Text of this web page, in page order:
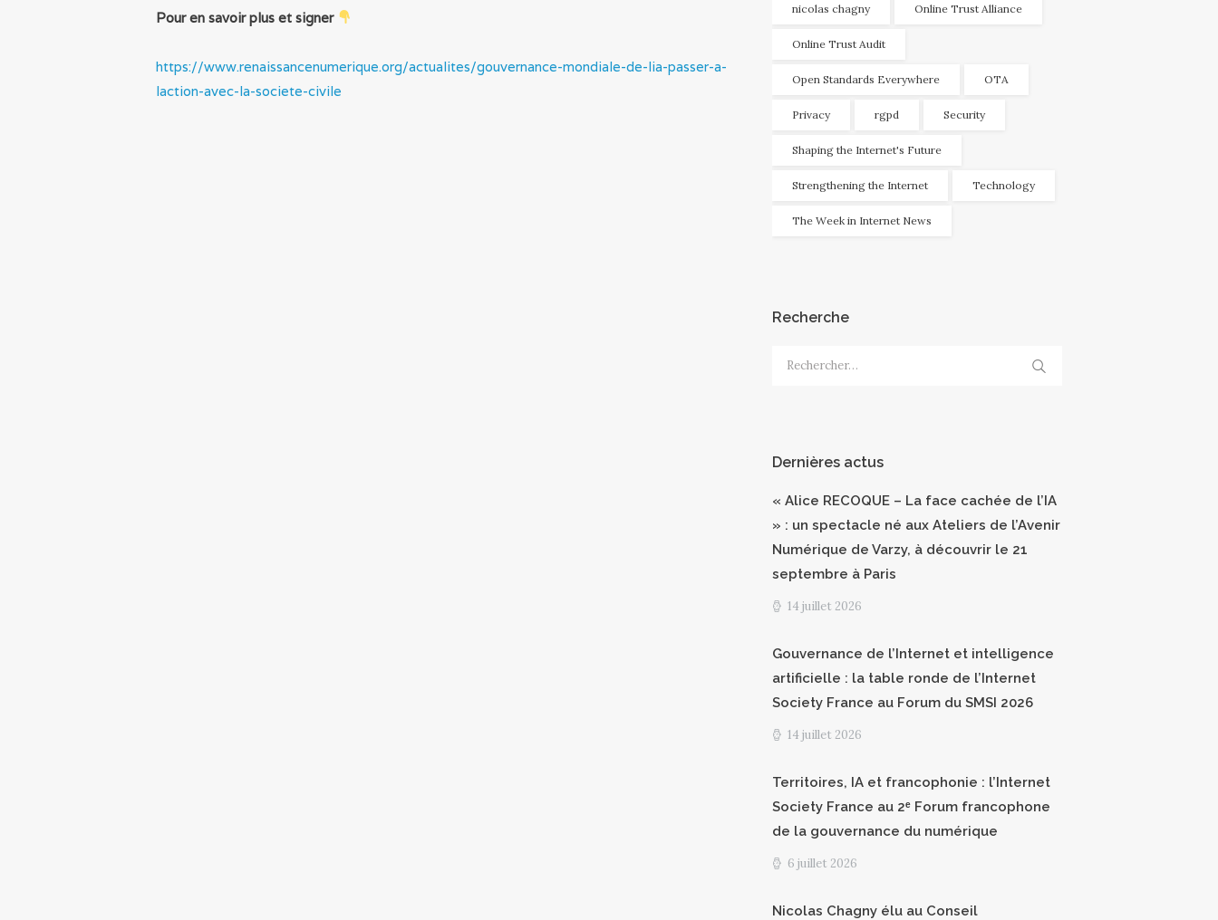
Pour en savoir plus et signer
https://www.renaissancenumerique.org/actualites/gouvernance-mondiale-de-lia-passer-a-
laction-avec-la-societe-civile
nicolas chagny Online Trust Alliance
Online Trust Audit
Open Standards Everywhere OTA
Privacy rgpd Security
Shaping the Internet's Future
Strengthening the Internet Technology
The Week in Internet News
Recherche
Rechercher :
Dernières actus
« Alice RECOQUE – La face cachée de l’IA
» : un spectacle né aux Ateliers de l’Avenir
Numérique de Varzy, à découvrir le 21
septembre à Paris
14 juillet 2026
Gouvernance de l’Internet et intelligence
artificielle : la table ronde de l’Internet
Society France au Forum du SMSI 2026
14 juillet 2026
Territoires, IA et francophonie : l’Internet
Society France au 2ᵉ Forum francophone
de la gouvernance du numérique
6 juillet 2026
Nicolas Chagny élu au Conseil